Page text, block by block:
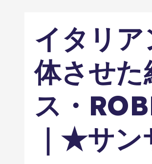
イタリ
体させ
ス・
｜★サ